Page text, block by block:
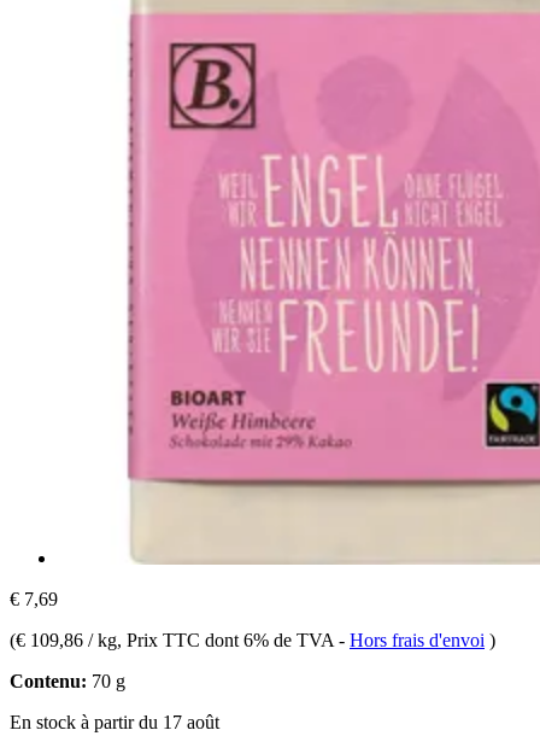
€ 7,69
(€ 109,86 / kg, Prix TTC dont 6% de TVA - Hors frais d'envoi )
Contenu: 70 g
En stock à partir du 17 août